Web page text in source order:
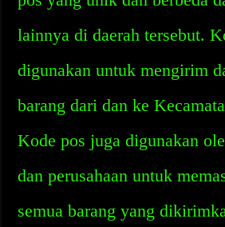
lainnya di daerah tersebut.
digunakan untuk mengirim
barang dari dan ke
Kode pos juga digunakan
dan perusahaan untuk
semua barang yang